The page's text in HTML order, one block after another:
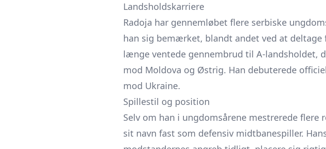
Landsholdskarriere
Radoja har gennemløbet flere serbiske
han sig bemærket, blandt andet ved at deltage
længe ventede gennembrud til A-landsholdet,
mod Moldova og Østrig. Han debuterede
mod Ukraine.
Spillestil og position
Selv om han i ungdomsårene mestrerede
sit navn fast som defensiv midtbanespiller.